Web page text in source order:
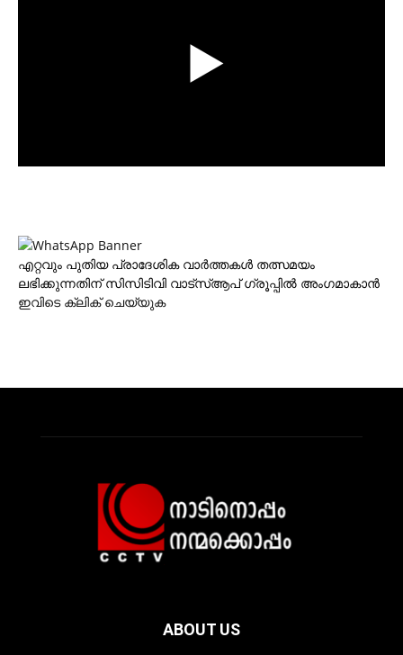
എറ്റവും പുതിയ പ്രാദേശിക വാര്‍ത്തകള്‍ തത്സമയം
ലഭിക്കുന്നതിന് സിസിടിവി വാട്‌സ്ആപ് ഗ്രൂപ്പില്‍ അംഗമാകാന്‍
ഇവിടെ ക്ലിക് ചെയ്യുക
ABOUT US